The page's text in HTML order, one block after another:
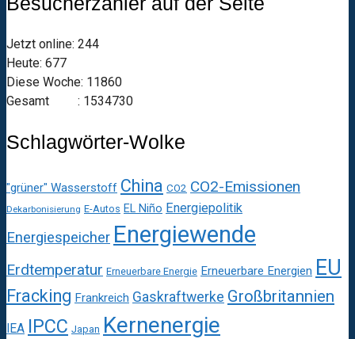
Jetzt online: 244
Heute: 677
Diese Woche: 11860
Gesamt : 1534730
Schlagwörter-Wolke
"grüner" Wasserstoff China CO2 CO2-Emissionen
Dekarbonisierung E-Autos EL Niño Energiepolitik
Energiespeicher Energiewende
Erdtemperatur Erneuerbare Energie Erneuerbare Energien EU
Fracking Frankreich Gaskraftwerke Großbritannien
IEA IPCC Japan Kernenergie